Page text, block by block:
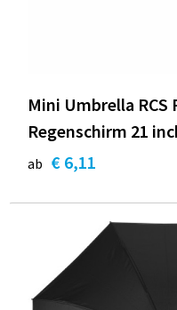
Mini Umbrella RCS
Regenschirm 21
ab € 6,11